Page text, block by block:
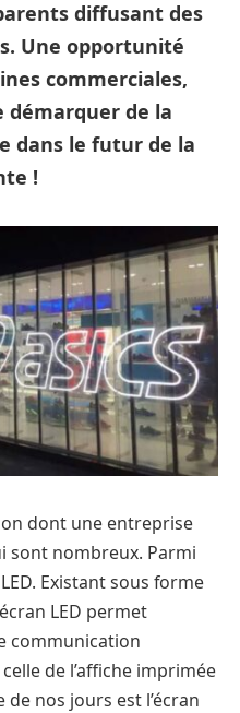
diffusant des
Une opportunité
commerciales,
démarquer de la
dans le futur de la
!
dont une entreprise
sont nombreux. Parmi
Existant sous forme
LED permet
communication
de l’affiche imprimée
nos jours est l’écran